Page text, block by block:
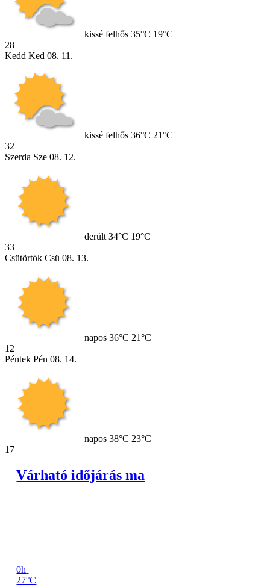
kissé felhős 35°C 19°C
28
Kedd Ked 08. 11.
kissé felhős 36°C 21°C
32
Szerda Sze 08. 12.
derült 34°C 19°C
33
Csütörtök Csü 08. 13.
napos 36°C 21°C
12
Péntek Pén 08. 14.
napos 38°C 23°C
17
Várható időjárás ma
0h
27°C